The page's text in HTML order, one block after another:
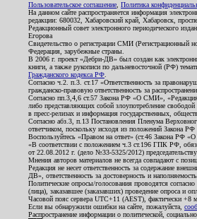
Пользовательское соглашение Политика
На данном сайте распространяется информация
редакции: 680032, Хабаровский край, Хабаровск,
Редакционный совет электронного
Егорова
Свидетельство о регистрации СМИ (Регистрационный
Федерация, зарубежные страны.
В 2006 г. проект «Дебри-ДВ» был создан как
книги, а также рукописи по дальневосточной (РФ)
Гражданского кодекса РФ
Согласно ч.2. п.3. ст.17 «Ответственность за
гражданско-правовую ответственность за
Согласно пп.3,4,6 ст.57 Закона РФ «О СМИ», «Редакция,
либо представляющих собой злоупотребление
в пресс-релизах и информация государственных,
Согласно абз.3, п.13 Постановления Пленума
ответчиком, поскольку исходя из положений Закона
Воспользуйтесь «Правом на ответ» (ст.46 Закона РФ
«В соответствии с положением ч.3 ст.196 ГПК РФ,
от 22.08.2012 г. (дело №33-5325/2012)
Мнения авторов материалов не всегда совпадают с
Редакция не несет ответственность за содержание
ДВ», ответственность за достоверность и
Политические опросы/голосования проводятся
(лица), заказавшее (заказавших) проведение опроса и
Часовой пояс сервера UTC+11 (AEST), фактически +8
Если вы обнаружили ошибки на сайте, пожалуйста,
Распространение информации о политической,